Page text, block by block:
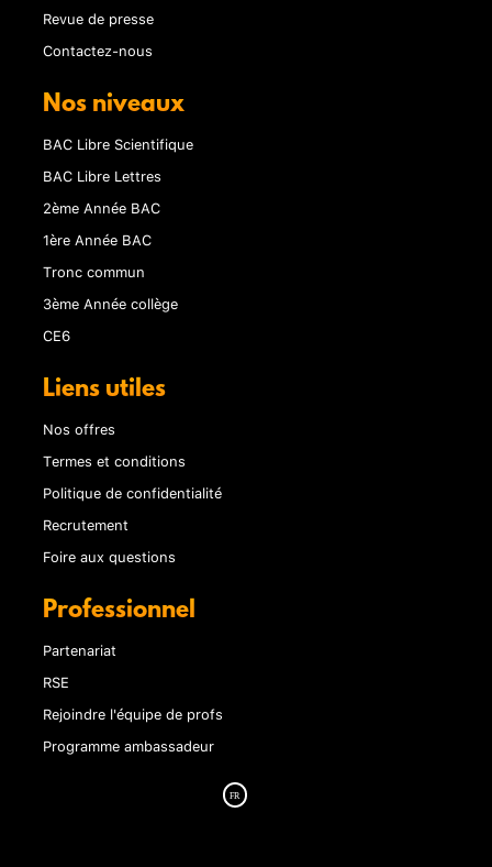
Revue de presse
Contactez-nous
Nos niveaux
BAC Libre Scientifique
BAC Libre Lettres
2ème Année BAC
1ère Année BAC
Tronc commun
3ème Année collège
CE6
Liens utiles
Nos offres
Termes et conditions
Politique de confidentialité
Recrutement
Foire aux questions
Professionnel
Partenariat
RSE
Rejoindre l'équipe de profs
Programme ambassadeur